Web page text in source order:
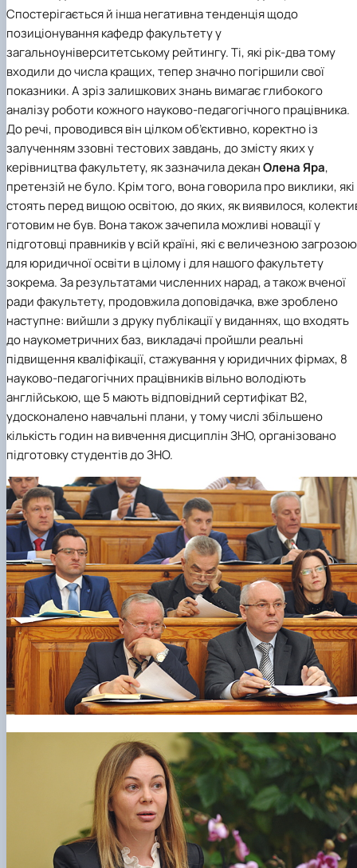
Спостерігається й інша негативна тенденція щодо
позиціонування кафедр факультету у
загальноуніверситетському рейтингу. Ті, які рік-два тому
входили до числа кращих, тепер значно погіршили свої
показники. А зріз залишкових знань вимагає глибокого
аналізу роботи кожного науково-педагогічного працівника.
До речі, проводився він цілком об’єктивно, коректно із
залученням ззовні тестових завдань, до змісту яких у
керівництва факультету, як зазначила деканОлена Яра,
претензій не було. Крім того, вона говорила про виклики, які
стоять перед вищою освітою, до яких, як виявилося,
готовим не був. Вона також зачепила можливі новації у
підготовці правників у всій країні, які є величезною загрозою
для юридичної освіти в цілому і для нашого факультету
зокрема. За результатами численних нарад, а також вченої
ради факультету, продовжила доповідачка, вже зроблено
наступне: вийшли з друку публікації у виданнях, що входять
до наукометричних баз, викладачі пройшли реальні
підвищення кваліфікації, стажування у юридичних фірмах, 8
науково-педагогічних працівників вільно володіють
англійською, ще 5 мають відповідний сертифікат В2,
удосконалено навчальні плани, у тому числі збільшено
кількість годин на вивчення дисциплін ЗНО, організовано
підготовку студентів до ЗНО.